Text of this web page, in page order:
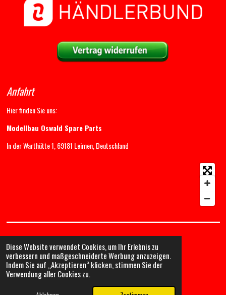
Diese Website verwendet Cookies, um Ihr Erlebnis zu
verbessern und maßgeschneiderte Werbung anzuzeigen.
Indem Sie auf „Akzeptieren“ klicken, stimmen Sie der
Verwendung aller Cookies zu.
Anfahrt
Hier finden Sie uns:
Modellbau Oswald Spare Parts
In der Warthütte 1, 69181 Leimen, Deutschland
© 2025-2026 Modellbau Oswald - Spare Parts